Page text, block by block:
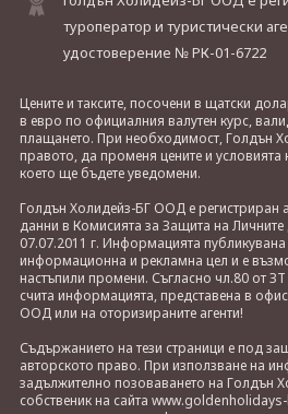
туроператор и туристически
удостоверение № РК-01-6722
Цените и таксите, посочени в щатски
в евро по официалния валутен курс,
плащането. При необходимост, Голдън
правото, да променя цените и
което ще бъдете уведомени.
Голдън Холидейз-БГ ООД е регистриран
данни в Комисията за Защита на
07.07.2011 г. Информацията публикувана
информационна и рекламна цел и е
настъпили промени. Съгласно чл.80 от
счита информацията, представена в
ООД или на оторизираните агенти!
Съдържанието на тези страници е под
авторското право. При използване на
задължително позоваването на Голдън
собственик на сайта